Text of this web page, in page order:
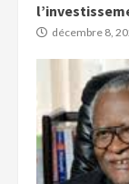
décembre 8,